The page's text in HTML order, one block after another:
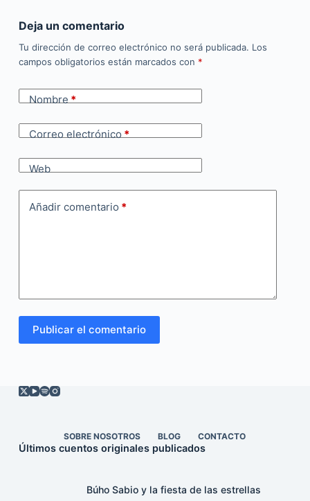
Deja un comentario
Tu dirección de correo electrónico no será publicada. Los
campos obligatorios están marcados con *
Nombre*
Correo electrónico*
Web
Añadir comentario *
Publicar el comentario
SOBRE NOSOTROS BLOG CONTACTO
Últimos cuentos originales publicados
Búho Sabio y la fiesta de las estrellas